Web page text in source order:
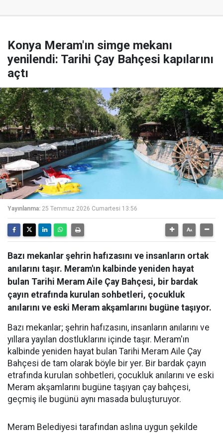
Konya Meram'ın simge mekanı
yenilendi: Tarihi Çay Bahçesi kapılarını
açtı
Yayınlanma: 25 Temmuz 2026 Cumartesi 13:56
Bazı mekanlar şehrin hafızasını ve insanların ortak
anılarını taşır. Meram'ın kalbinde yeniden hayat
bulan Tarihi Meram Aile Çay Bahçesi, bir bardak
çayın etrafında kurulan sohbetleri, çocukluk
anılarını ve eski Meram akşamlarını bugüne taşıyor.
Bazı mekanlar; şehrin hafızasını, insanların anılarını ve
yıllara yayılan dostluklarını içinde taşır. Meram'ın
kalbinde yeniden hayat bulan Tarihi Meram Aile Çay
Bahçesi de tam olarak böyle bir yer. Bir bardak çayın
etrafında kurulan sohbetleri, çocukluk anılarını ve eski
Meram akşamlarını bugüne taşıyan çay bahçesi,
geçmiş ile bugünü aynı masada buluşturuyor.
Meram Belediyesi tarafından aslına uygun şekilde